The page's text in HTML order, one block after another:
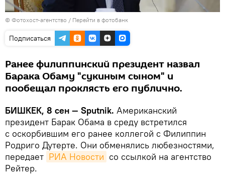
© Фотохост-агентство / Перейти в фотобанк
Подписаться
Ранее филиппинский президент назвал
Барака Обаму "сукиным сыном" и
пообещал проклясть его публично.
БИШКЕК, 8 сен — Sputnik. Американский
президент Барак Обама в среду встретился
с оскорбившим его ранее коллегой с Филиппин
Родриго Дутерте. Они обменялись любезностями,
передает РИА Новости со ссылкой на агентство
Рейтер.